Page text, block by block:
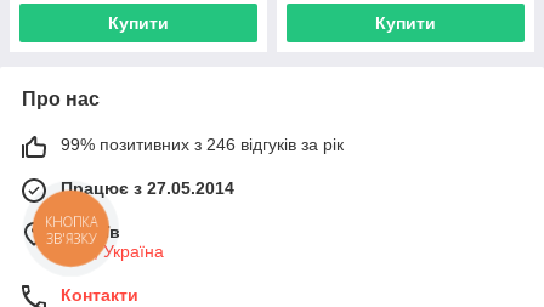
Купити Купити
Про нас
99% позитивних з 246 відгуків за рік
Працює з 27.05.2014
м. Київ
Київ, Україна
Контакти
КНОПКА
ЗВ'ЯЗКУ